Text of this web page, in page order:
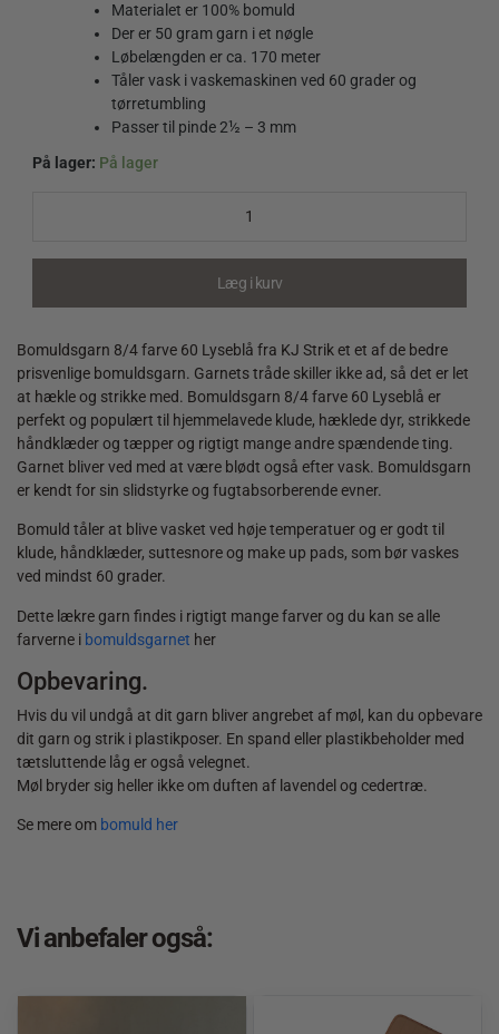
Materialet er 100% bomuld
Der er 50 gram garn i et nøgle
Løbelængden er ca. 170 meter
Tåler vask i vaskemaskinen ved 60 grader og
tørretumbling
Passer til pinde 2½ – 3 mm
På lager: På lager
Bomuldsgarn
Læg i kurv
Bomuldsgarn 8/4 farve 60 Lyseblå fra KJ Strik et et af de bedre
prisvenlige bomuldsgarn. Garnets tråde skiller ikke ad, så det er let
at hækle og strikke med. Bomuldsgarn 8/4 farve 60 Lyseblå er
perfekt og populært til hjemmelavede klude, hæklede dyr, strikkede
håndklæder og tæpper og rigtigt mange andre spændende ting.
Garnet bliver ved med at være blødt også efter vask. Bomuldsgarn
er kendt for sin slidstyrke og fugtabsorberende evner.
Bomuld tåler at blive vasket ved høje temperatuer og er godt til
klude, håndklæder, suttesnore og make up pads, som bør vaskes
ved mindst 60 grader.
Dette lækre garn findes i rigtigt mange farver og du kan se alle
farverne i bomuldsgarnet her
Opbevaring.
Hvis du vil undgå at dit garn bliver angrebet af møl, kan du opbevare
dit garn og strik i plastikposer. En spand eller plastikbeholder med
tætsluttende låg er også velegnet.
Møl bryder sig heller ikke om duften af lavendel og cedertræ.
Se mere om bomuld her
Vi anbefaler også: